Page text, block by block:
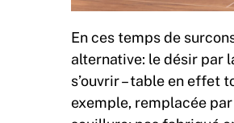
En ces temps de
alternative: le désir par
s’ouvrir – table en effet
exemple, remplacée